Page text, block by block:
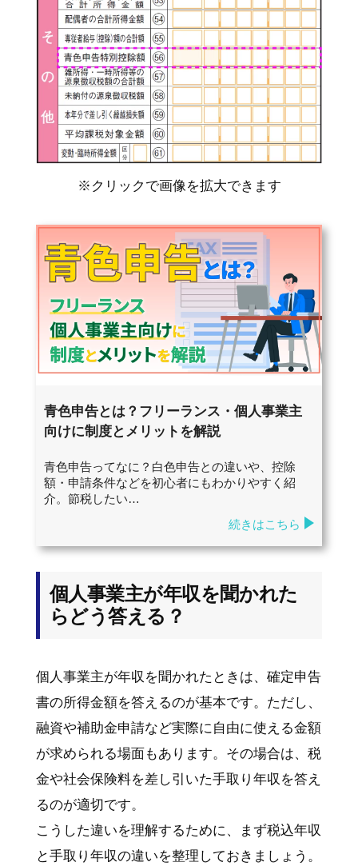
※クリックで画像を拡大できます
青色申告とは？フリーランス・個人事業主
向けに制度とメリットを解説
青色申告ってなに？白色申告との違いや、控除
額・申請条件などを初心者にもわかりやすく紹
介。節税したい…
続きはこちら
個人事業主が年収を聞かれた
らどう答える？
個人事業主が年収を聞かれたときは、確定申告
書の所得金額を答えるのが基本です。ただし、
融資や補助金申請など実際に自由に使える金額
が求められる場面もあります。その場合は、税
金や社会保険料を差し引いた手取り年収を答え
るのが適切です。
こうした違いを理解するために、まず税込年収
と手取り年収の違いを整理しておきましょう。